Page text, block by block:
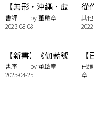
【無形・沖繩．虛
實之旅】面對沖
繩，解構日本
書評 | by董啟章 |
2023-08-08
從
姜
其他
【新書】《伽藍號
角》推薦序：緊緻
的慾望——虛擬的
文學美容論
書序 | by董啟章 |
2023-04-26
董
未
《
已
章|